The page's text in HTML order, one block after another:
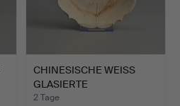
CHINESISCHE WEISS
GLASIERTE
TASSENUNTERSET…
2 Tage